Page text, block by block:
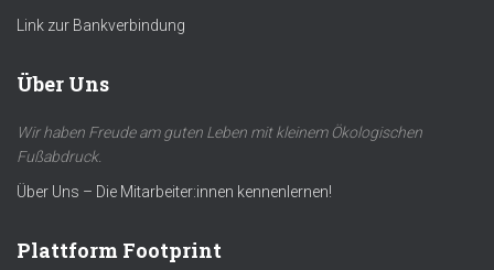
Link zur Bankverbindung
Über Uns
Wir haben Freude am guten Leben mit kleinem Ökologischen
Fußabdruck.
Über Uns – Die Mitarbeiter:innen kennenlernen!
Plattform Footprint